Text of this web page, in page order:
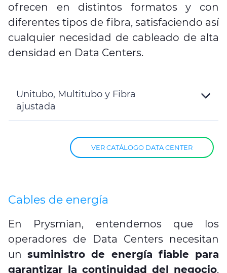
ofrecen en distintos formatos y con
diferentes tipos de fibra, satisfaciendo así
cualquier necesidad de cableado de alta
densidad en Data Centers.
Unitubo, Multitubo y Fibra
ajustada
VER CATÁLOGO DATA CENTER
Cables de energía
En Prysmian, entendemos que los
operadores de Data Centers necesitan
unsuministro de energía fiable para
garantizar la continuidad del negocio.